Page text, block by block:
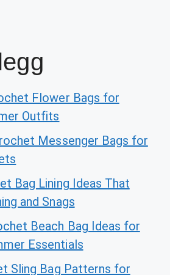
Flower Bags for
Outfits
Messenger Bags for
Bag Lining Ideas That
and Snags
Beach Bag Ideas for
Essentials
Sling Bag Patterns for